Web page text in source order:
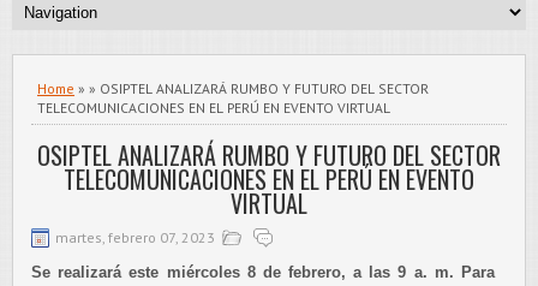
Home » » OSIPTEL ANALIZARÁ RUMBO Y FUTURO DEL SECTOR
TELECOMUNICACIONES EN EL PERÚ EN EVENTO VIRTUAL
OSIPTEL ANALIZARÁ RUMBO Y FUTURO DEL SECTOR
TELECOMUNICACIONES EN EL PERÚ EN EVENTO
VIRTUAL
martes, febrero 07, 2023
Se realizará este miércoles 8 de febrero, a las 9 a. m. Para